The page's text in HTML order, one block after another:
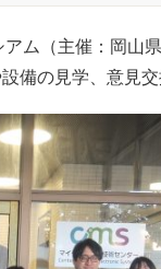
ム（主催：岡山
備の見学、意見交